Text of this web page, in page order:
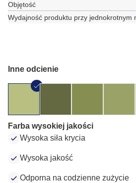
Objętość
Wydajność produktu przy jednokrotnym
Inne odcienie
Farba wysokiej jakości
Wysoka siła krycia
Wysoka jakość
Odporna na codzienne zużycie